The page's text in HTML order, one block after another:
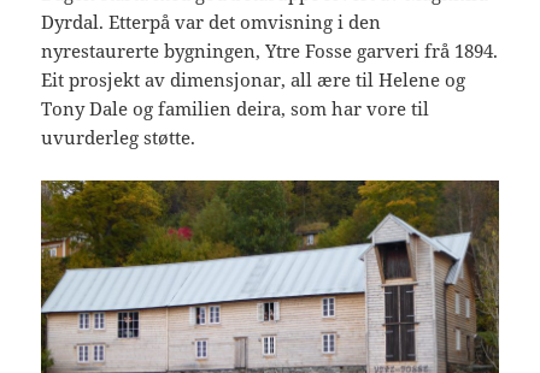
Dyrdal. Etterpå var det omvisning i den
nyrestaurerte bygningen, Ytre Fosse garveri frå 1894.
Eit prosjekt av dimensjonar, all ære til Helene og
Tony Dale og familien deira, som har vore til
uvurderleg støtte.